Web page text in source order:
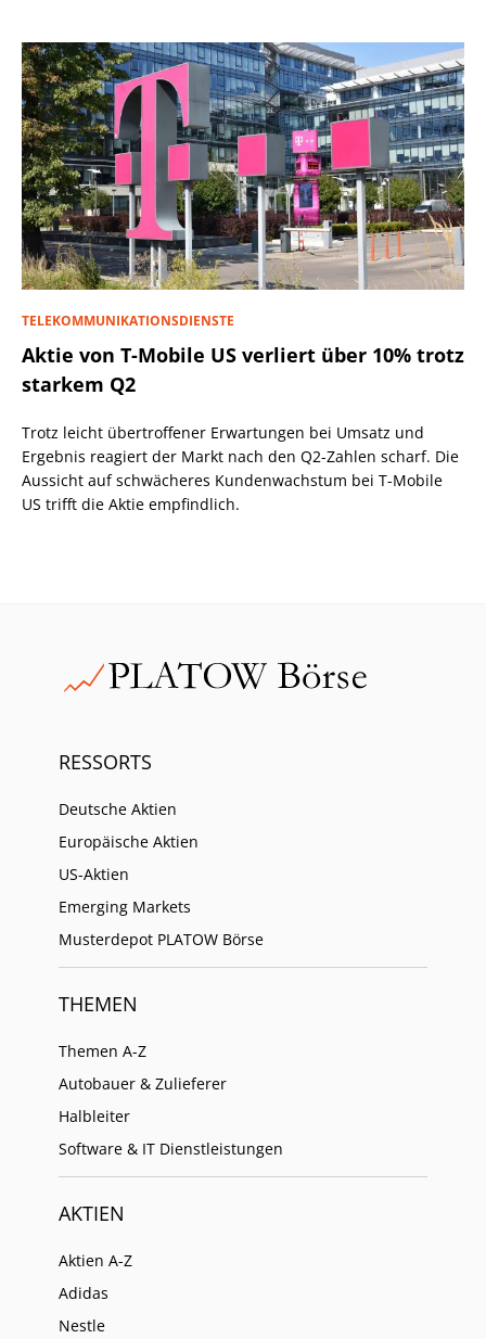
TELEKOMMUNIKATIONSDIENSTE
Aktie von T-Mobile US verliert über 10% trotz
starkem Q2
Trotz leicht übertroffener Erwartungen bei Umsatz und
Ergebnis reagiert der Markt nach den Q2-Zahlen scharf. Die
Aussicht auf schwächeres Kundenwachstum bei T-Mobile
US trifft die Aktie empfindlich.
RESSORTS
Deutsche Aktien
Europäische Aktien
US-Aktien
Emerging Markets
Musterdepot PLATOW Börse
THEMEN
Themen A-Z
Autobauer & Zulieferer
Halbleiter
Software & IT Dienstleistungen
AKTIEN
Aktien A-Z
Adidas
Nestle